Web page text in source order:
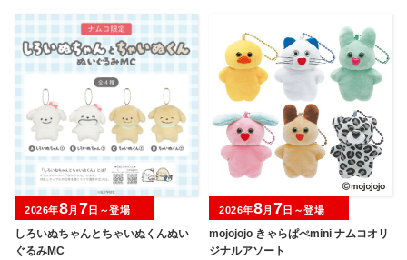
しろいぬちゃんとちゃいぬくんぬい
ぐるみMC
2026年8月 7 日～登場
mojojojo きゃらぱぺmini ナムコオリ
ジナルアソート
2026年8月 7 日～登場